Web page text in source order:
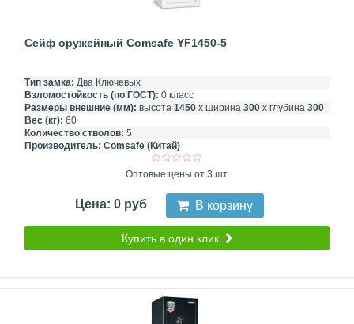
Сейф оружейный Comsafe YF1450-5
Тип замка: Два Ключевых
Взломостойкость (по ГОСТ): 0 класс
Размеры внешние (мм): высота 1450 х ширина 300 х глубина 300
Вес (кг): 60
Количество стволов: 5
Производитель: Comsafe (Китай)
Оптовые цены от 3 шт.
Цена: 0 руб В корзину
Купить в один клик